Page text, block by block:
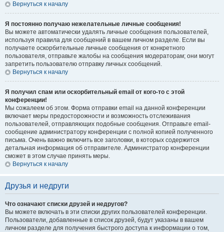
Вернуться к началу
Я постоянно получаю нежелательные личные сообщения!
Вы можете автоматически удалять личные сообщения пользователей,
используя правила для сообщений в вашем личном разделе. Если вы
получаете оскорбительные личные сообщения от конкретного
пользователя, отправьте жалобы на сообщения модераторам; они могут
запретить пользователю отправку личных сообщений.
Вернуться к началу
Я получил спам или оскорбительный email от кого-то с этой
конференции!
Мы сожалеем об этом. Форма отправки email на данной конференции
включает меры предосторожности и возможность отслеживания
пользователей, отправляющих подобные сообщения. Отправьте email-
сообщение администратору конференции с полной копией полученного
письма. Очень важно включить все заголовки, в которых содержится
детальная информация об отправителе. Администратор конференции
сможет в этом случае принять меры.
Вернуться к началу
Друзья и недруги
Что означают списки друзей и недругов?
Вы можете включать в эти списки других пользователей конференции.
Пользователи, добавленные в список друзей, будут указаны в вашем
личном разделе для получения быстрого доступа к информации о том,